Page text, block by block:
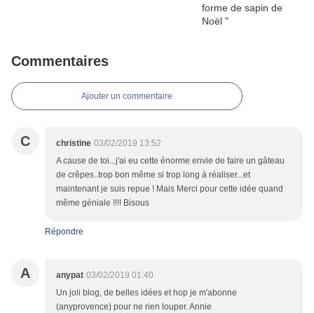
Commentaires
Ajouter un commentaire
C christine 03/02/2019 13:52
A cause de toi...j'ai eu cette énorme envie de faire un gâteau
de crêpes..trop bon même si trop long à réaliser...et
maintenant je suis repue ! Mais Merci pour cette idée quand
même géniale !!!! Bisous
Répondre
A anypat 03/02/2019 01:40
Un joli blog, de belles idées et hop je m'abonne
(anyprovence) pour ne rien louper. Annie